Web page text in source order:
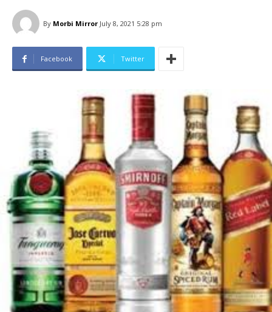
By Morbi Mirror July 8, 2021 5:28 pm
Facebook Twitter